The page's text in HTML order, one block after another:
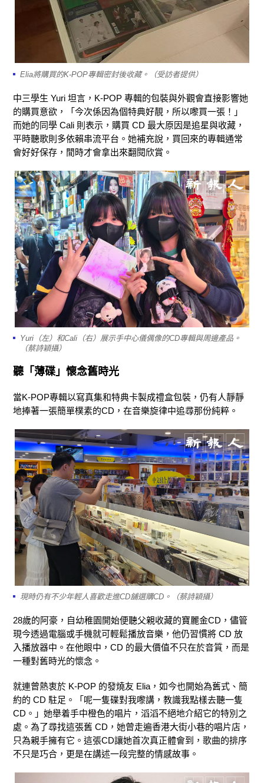
Elia將購買的K-POP專輯密封後收藏。（受訪者提供）
中三學生 Yuri 坦言，K-POP 專輯的包裝與外觀會直接影響她
的購買意欲，「今次係因為個特典好靚，所以嚟買一張！」
而她的同學 Cali 則表示，購買 CD 最大原因是追星與收藏，
平時聽歌則多依賴串流平台。她補充說，買回來的專輯通常
會好好保存，閒時才會拿出來翻閱欣賞。
Yuri（左）和Cali（右）展示手中心儀偶像的CD專輯與周邊產品。
（蔡詩穎攝）
聽「薄碟」懷念舊時光
當K-POP專輯以寫真集和特典卡製成禮盒包裝，仍有人靜靜
地捧著一張簡單樸素的CD，在音樂旋律中追尋那份純粹。
現時仍有不少年輕人喜歡走進CD舖選購CD。（蔡詩穎攝）
28歲的阿豪，自幼稚園開始便聽父親收藏的寶麗金CD，儘管
現今透過電腦或手機就可輕鬆播放音樂，他仍習慣將 CD 放
入播放器中。在他眼中，CD 的最大價值不只在於音質，而是
一種對舊時光的懷念。
就連曾熱衷於 K-POP 的發燒友 Elia，如今也開始為舊式、簡
約的 CD 駐足。「呢一隻碟對我嚟講，教識我點樣去聽一隻
CD。」她舉着手中橙色的唱片，滔滔不絕地介紹它的特別之
處。為了尋找這張舊 CD，她曾走遍香港大街小巷的唱片店，
只為親手擁有它。這張CD讓她首次真正體會到，歌曲的排序
不只是巧合，更是在講述一段完整的情感故事。